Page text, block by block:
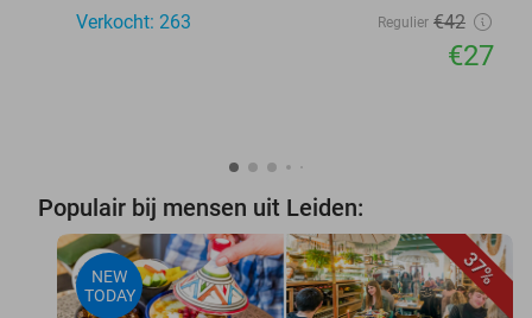
Verkocht: 263 Regulier €42
€27
Populair bij mensen uit Leiden:
37%
NEW
TODAY